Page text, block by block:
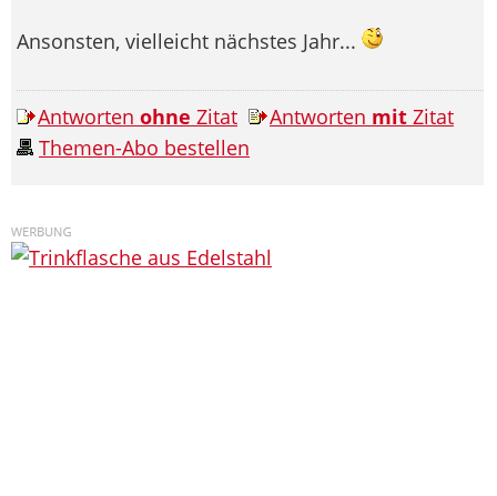
Ansonsten, vielleicht nächstes Jahr...
Antworten ohne Zitat Antworten mit Zitat
Themen-Abo bestellen